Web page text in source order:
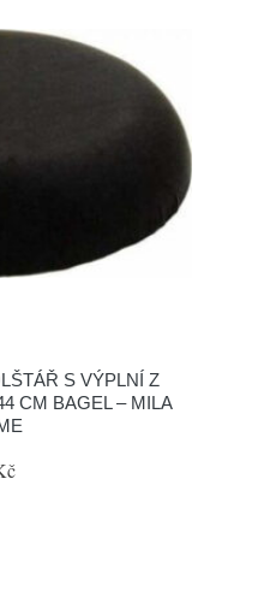
S VÝPLNÍ Z
CM BAGEL – MILA